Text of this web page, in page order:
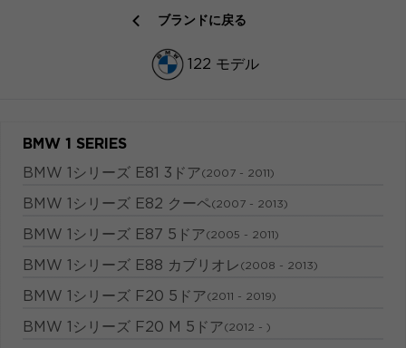
ブランドに戻る
122 モデル
BMW 1 SERIES
BMW 1シリーズ E81 3ドア(2007 - 2011)
BMW 1シリーズ E82 クーペ(2007 - 2013)
BMW 1シリーズ E87 5ドア(2005 - 2011)
BMW 1シリーズ E88 カブリオレ (2008 - 2013)
BMW 1シリーズ F20 5ドア(2011 - 2019)
BMW 1シリーズ F20 M 5ドア(2012 - )